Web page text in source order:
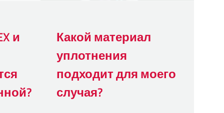
и
Какой материал
уплотнения
подходит для моего
случая?